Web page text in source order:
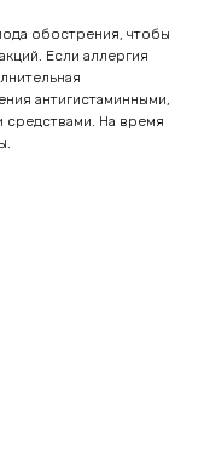
обострения, чтобы
Если аллергия
антигистаминными,
средствами. На время